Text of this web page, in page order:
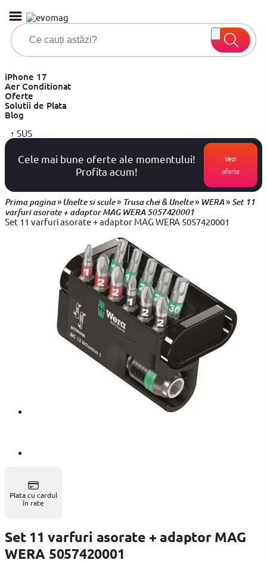
iPhone 17
Aer Conditionat
Oferte
Solutii de Plata
Blog
↑ SUS
Cele mai bune oferte ale momentului!
Profita acum!
Vezi
oferte
Prima pagina»Unelte si scule» Trusa chei & Unelte» WERA»Set 11
varfuri asorate + adaptor MAG WERA 5057420001
Set 11 varfuri asorate + adaptor MAG WERA 5057420001
Plata cu cardul
în rate
Set 11 varfuri asorate + adaptor MAG
WERA 5057420001